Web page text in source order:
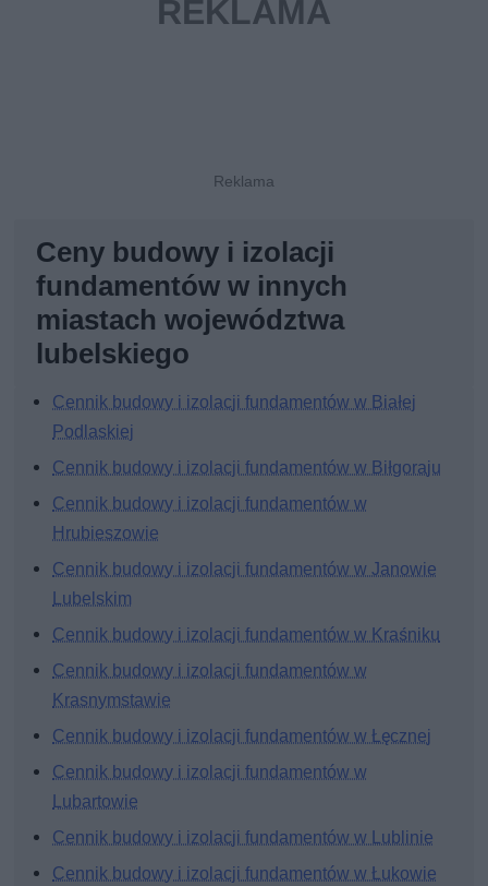
Ceny budowy i izolacji
fundamentów w innych
miastach województwa
lubelskiego
Cennik budowy i izolacji fundamentów w Białej
Podlaskiej
Cennik budowy i izolacji fundamentów w Biłgoraju
Cennik budowy i izolacji fundamentów w
Hrubieszowie
Cennik budowy i izolacji fundamentów w Janowie
Lubelskim
Cennik budowy i izolacji fundamentów w Kraśniku
Cennik budowy i izolacji fundamentów w
Krasnymstawie
Cennik budowy i izolacji fundamentów w Łęcznej
Cennik budowy i izolacji fundamentów w
Lubartowie
Cennik budowy i izolacji fundamentów w Lublinie
Cennik budowy i izolacji fundamentów w Łukowie